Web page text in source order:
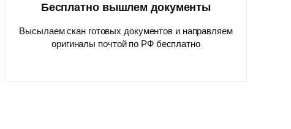
Бесплатно вышлем документы
Высылаем скан готовых документов и направляем
оригиналы почтой по РФ бесплатно